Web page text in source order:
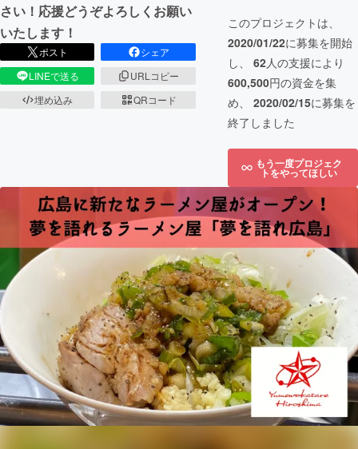
さい！応援どうぞよろしくお願い
いたします！
ポスト
シェア
LINEで送る
URLコピー
埋め込み
QRコード
このプロジェクトは、
2020/01/22に募集を開始
し、 62人の支援により
600,500円の資金を集
め、 2020/02/15に募集を
終了しました
もう一度プロジェク
トをやってほしい